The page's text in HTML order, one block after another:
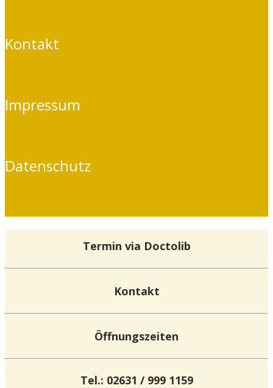
Kontakt
Impressum
Datenschutz
Termin via Doctolib
Kontakt
Öffnungszeiten
Tel.: 02631 / 999 1159